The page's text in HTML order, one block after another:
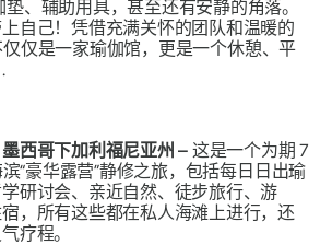
、辅助用具，甚至还有安静的角落。
自己！凭借充满关怀的团队和温暖的
仅是一家瑜伽馆，更是一个休憩、平
西哥下加利福尼亚州 – 这是一个为期 7
“豪华露营”静修之旅，包括每日日出瑜
研讨会、亲近自然、徒步旅行、游
，所有这些都在私人海滩上进行，还
疗程。